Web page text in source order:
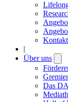
|
Über uns
Das